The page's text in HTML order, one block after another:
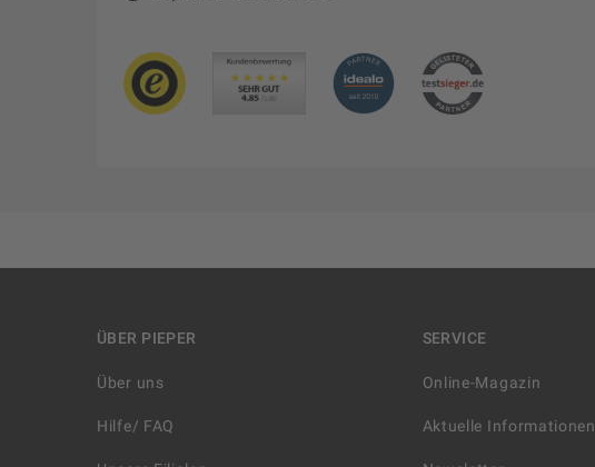
ÜBER PIEPER
Über uns
Hilfe/ FAQ
SERVICE
Online-Magazin
Aktuelle Informationen